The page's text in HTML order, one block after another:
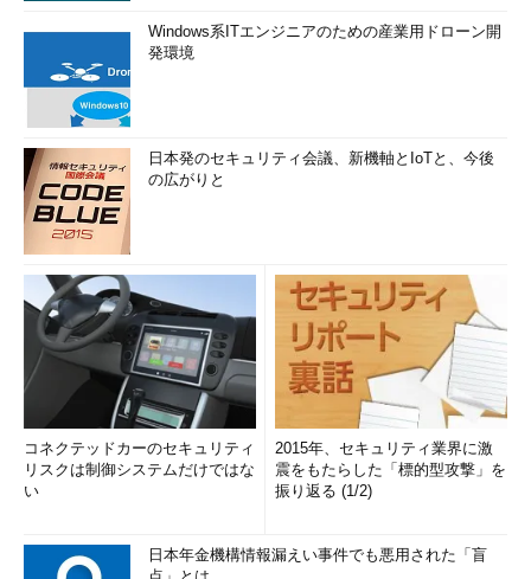
Windows系ITエンジニアのための産業用ドローン開
発環境
日本発のセキュリティ会議、新機軸とIoTと、今後
の広がりと
コネクテッドカーのセキュリティ
リスクは制御システムだけではな
い
2015年、セキュリティ業界に激
震をもたらした「標的型攻撃」を
振り返る (1/2)
日本年金機構情報漏えい事件でも悪用された「盲